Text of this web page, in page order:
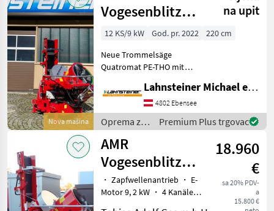
Nova mašina
Vogesenblitz
Quatromat SAT 4
PE-THO - komb.
Antieb - lagernd!
na upit
12 KS/9 kW God. pr. 2022
220 cm
Neue Trommelsäge
Quatromat PE-THO mit
Elektroantrieb, 4 Kanäle in
der Trommel, 3-teiliges
Teleskop-Förderband,
schwenkbar,
Schnittlängenverstellung v
Lahnsteiner Michael e.U.
4802 Ebensee
Oprema za
šumu i
obradu
drveta /
AMR
Vogesenblitz
Premium Plus trgovac
AMR
Vogesenblitz
Quatromat
SAT4-700PE-THO
18.960
€
sa 20% PDV-
a
15.800 €
・ Zapfwellenantrieb ・ E-
Motor 9, 2 kW ・ 4 Kanäle in